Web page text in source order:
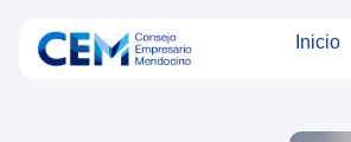
Inicio